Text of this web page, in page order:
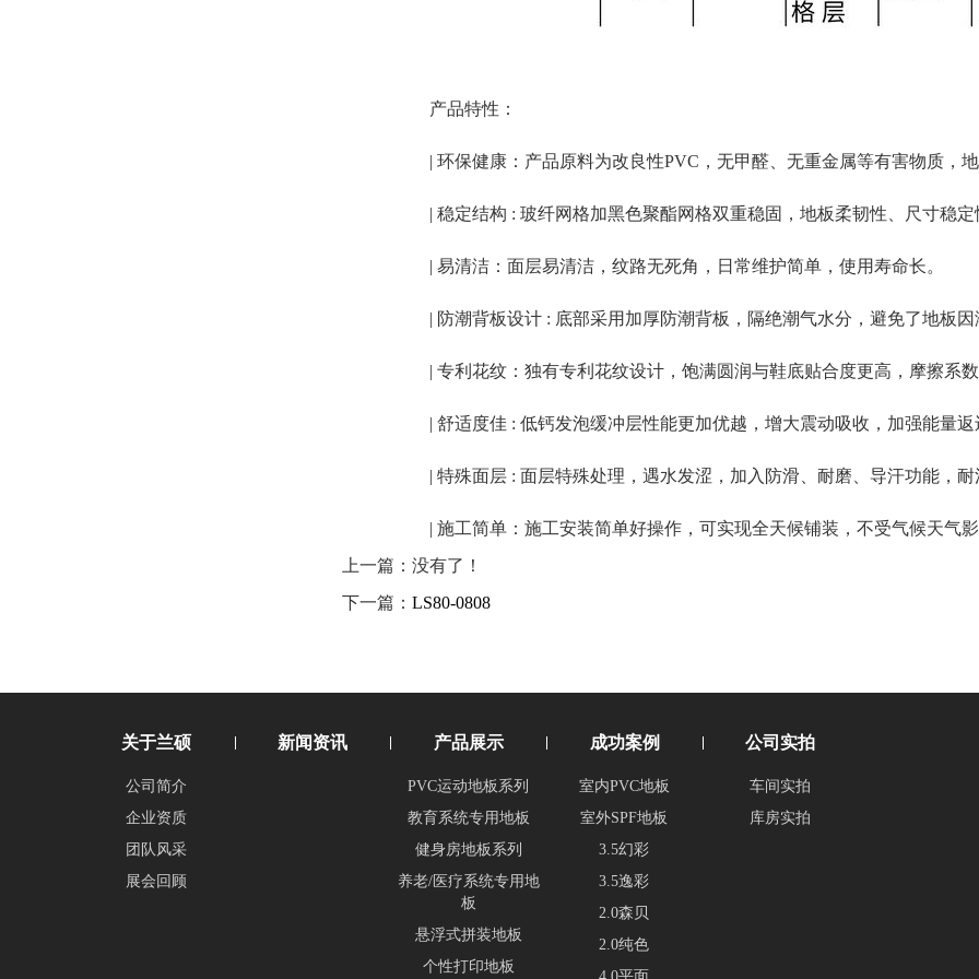
产品特性：
| 环保健康：产品原料为改良性PVC，无甲醛、无重金属等有害物质，
| 稳定结构 : 玻纤网格加黑色聚酯网格双重稳固，地板柔韧性、尺寸稳
| 易清洁：面层易清洁，纹路无死角，日常维护简单，使用寿命长。
| 防潮背板设计 : 底部采用加厚防潮背板，隔绝潮气水分，避免了地板
| 专利花纹：独有专利花纹设计，饱满圆润与鞋底贴合度更高，摩擦系
| 舒适度佳 : 低钙发泡缓冲层性能更加优越，增大震动吸收，加强能量
| 特殊面层 : 面层特殊处理，遇水发涩，加入防滑、耐磨、导汗功能，
| 施工简单：施工安装简单好操作，可实现全天候铺装，不受气候天气
上一篇：没有了！
下一篇：LS80-0808
关于兰硕
公司简介
企业资质
团队风采
展会回顾
新闻资讯 产品展示
PVC运动地板系列
教育系统专用地板
健身房地板系列
养老/医疗系统专用地
板
悬浮式拼装地板
个性打印地板
成功案例
室内PVC地板
室外SPF地板
3.5幻彩
3.5逸彩
2.0森贝
2.0纯色
4.0平面
公司实拍
车间实拍
库房实拍